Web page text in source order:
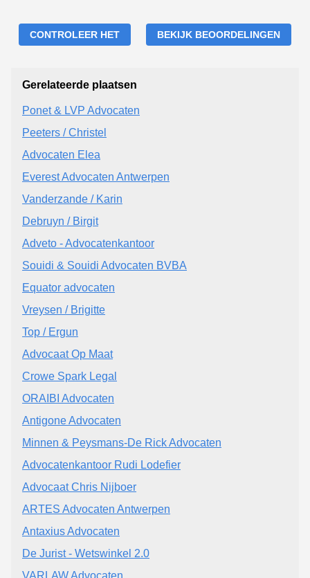
CONTROLEER HET BEKIJK BEOORDELINGEN
Gerelateerde plaatsen
Ponet & LVP Advocaten
Peeters / Christel
Advocaten Elea
Everest Advocaten Antwerpen
Vanderzande / Karin
Debruyn / Birgit
Adveto - Advocatenkantoor
Souidi & Souidi Advocaten BVBA
Equator advocaten
Vreysen / Brigitte
Top / Ergun
Advocaat Op Maat
Crowe Spark Legal
ORAIBI Advocaten
Antigone Advocaten
Minnen & Peysmans-De Rick Advocaten
Advocatenkantoor Rudi Lodefier
Advocaat Chris Nijboer
ARTES Advocaten Antwerpen
Antaxius Advocaten
De Jurist - Wetswinkel 2.0
VARLAW Advocaten